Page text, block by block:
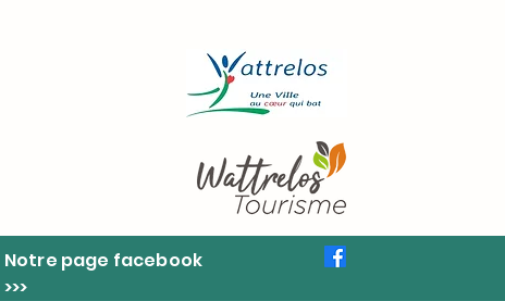
Notre page facebook
>>>